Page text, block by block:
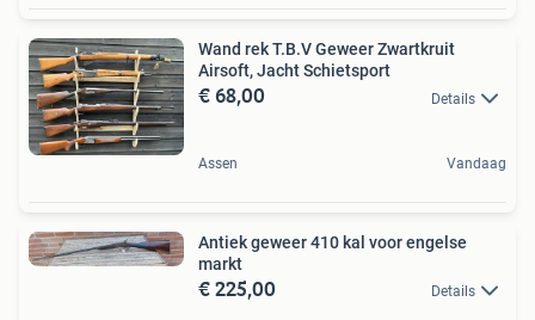
Wand rek T.B.V Geweer Zwartkruit
Airsoft, Jacht Schietsport
€ 68,00 Details
Assen Vandaag
Antiek geweer 410 kal voor engelse
markt
€ 225,00 Details